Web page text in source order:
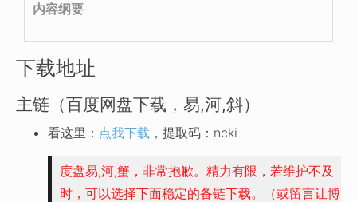
内容纲要
下载地址
主链（百度网盘下载，易,河,斜）
看这里： 点我下载 ，提取码：ncki
度盘易,河,蟹，非常抱歉。精力有限，若维护不及
时，可以选择下面稳定的备链下载。（或留言让博